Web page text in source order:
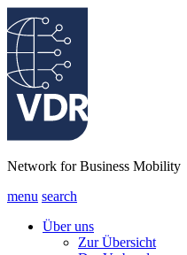
Network for Business Mobility
menu search
Über uns
Zur Übersicht